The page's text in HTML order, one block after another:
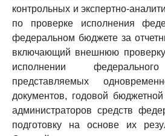
контрольных и экспертно-
по проверке исполнения
федеральном бюджете за
включающий внешнюю проверку
исполнении
представляемых
документов, годовой
администраторов средств
подготовку на основе их